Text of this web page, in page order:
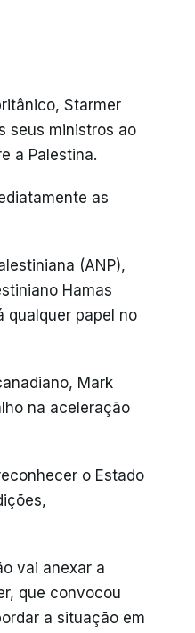
Starmer
seus ministros ao
a Palestina.
as
(ANP),
Hamas
qualquer papel no
Mark
na aceleração
o Estado
vai anexar a
que convocou
a situação em